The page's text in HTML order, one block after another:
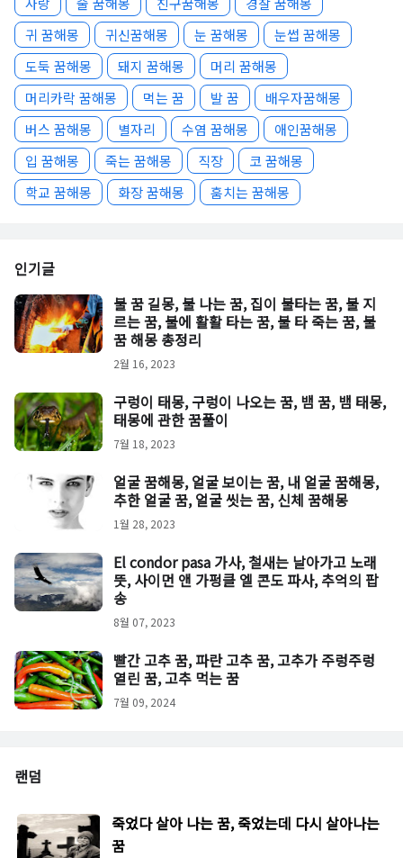
귀 꿈해몽
귀신꿈해몽 눈 꿈해몽
눈썹 꿈해몽
도둑 꿈해몽
돼지 꿈해몽
머리 꿈해몽
머리카락 꿈해몽
먹는 꿈 발 꿈
배우자꿈해몽
버스 꿈해몽
별자리 수염 꿈해몽
애인꿈해몽
입 꿈해몽
죽는 꿈해몽 직장
코 꿈해몽
학교 꿈해몽
화장 꿈해몽 훔치는 꿈해몽
인기글
불 꿈 길몽, 불 나는 꿈, 집이 불타는 꿈, 불 지
르는 꿈, 불에 활활 타는 꿈, 불 타 죽는 꿈, 불
꿈 해몽 총정리
2월 16, 2023
구렁이 태몽, 구렁이 나오는 꿈, 뱀 꿈, 뱀 태몽,
태몽에 관한 꿈풀이
7월 18, 2023
얼굴 꿈해몽, 얼굴 보이는 꿈, 내 얼굴 꿈해몽,
추한 얼굴 꿈, 얼굴 씻는 꿈, 신체 꿈해몽
1월 28, 2023
El condor pasa 가사, 철새는 날아가고 노래
뜻, 사이먼 앤 가펑클 엘 콘도 파사, 추억의 팝
송
8월 07, 2023
빨간 고추 꿈, 파란 고추 꿈, 고추가 주렁주렁
열린 꿈, 고추 먹는 꿈
7월 09, 2024
랜덤
죽었다 살아 나는 꿈, 죽었는데 다시 살아나는
꿈